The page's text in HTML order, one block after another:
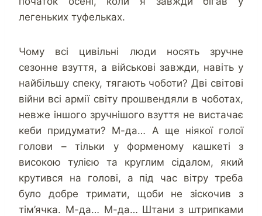
легеньких туфельках.
Чому всі цивільні люди носять зручне
сезонне взуття, а військові завжди, навіть у
найбільшу спеку, тягають чоботи? Дві світові
війни всі армії світу прошвендяли в чоботах,
невже іншого зручнішого взуття не вистачає
кеби придумати? М-да… А ще ніякої голої
голови – тільки у форменому кашкеті з
високою тулією та круглим сідалом, який
крутився на голові, а під час вітру треба
було добре тримати, щоби не зіскочив з
тім’ячка. М-да… М-да… Штани з штрипками